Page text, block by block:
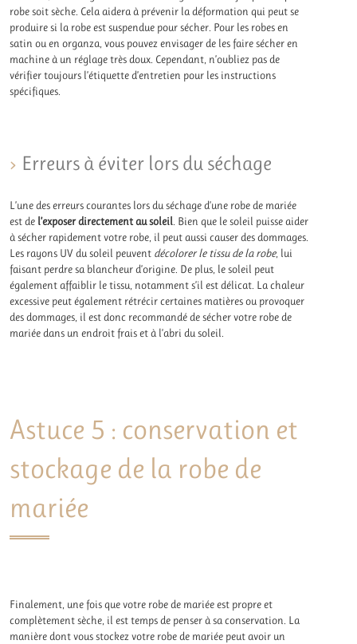
robe soit sèche. Cela aidera à prévenir la déformation qui peut se
produire si la robe est suspendue pour sécher. Pour les robes en
satin ou en organza, vous pouvez envisager de les faire sécher en
machine à un réglage très doux. Cependant, n’oubliez pas de
vérifier toujours l’étiquette d’entretien pour les instructions
spécifiques.
Erreurs à éviter lors du séchage
L’une des erreurs courantes lors du séchage d’une robe de mariée
est de l’exposer directement au soleil . Bien que le soleil puisse aider
à sécher rapidement votre robe, il peut aussi causer des dommages.
Les rayons UV du soleil peuvent décolorer le tissu de la robe, lui
faisant perdre sa blancheur d’origine. De plus, le soleil peut
également affaiblir le tissu, notamment s’il est délicat. La chaleur
excessive peut également rétrécir certaines matières ou provoquer
des dommages, il est donc recommandé de sécher votre robe de
mariée dans un endroit frais et à l’abri du soleil.
Astuce 5 : conservation et
stockage de la robe de
mariée
Finalement, une fois que votre robe de mariée est propre et
complètement sèche, il est temps de penser à sa conservation. La
manière dont vous stockez votre robe de mariée peut avoir un